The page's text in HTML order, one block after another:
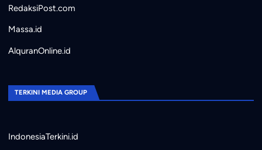
RedaksiPost.com
Massa.id
AlquranOnline.id
TERKINI MEDIA GROUP
IndonesiaTerkini.id